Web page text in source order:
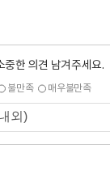
중한 의견 남겨주세요.
불만족 매우불만족